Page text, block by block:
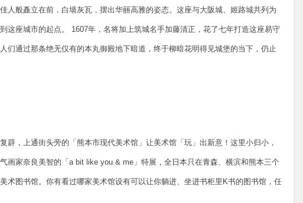
人般矗立在前，白墙灰瓦，摆出华丽高雅的姿态。这座与大阪城、姬路城共列为
这座城市的起点。 1607年，名将加上筑城名手加藤清正，花了七年打造这座易守
们通过那条绝无仅有的本丸御殿地下暗道，终于柳暗花明得见城堡的当下，仍止
辟，上通街头旁的「熊本市现代美术馆」让美术馆「玩」出新意！这里小归小，
画家奈良美智的「a bit like you & me」特展，全日本只在青森、横滨和熊本三个
术图书馆。你有看过哪家美术馆设有可以让你躺进、坐进书柜里K书的图书馆，任